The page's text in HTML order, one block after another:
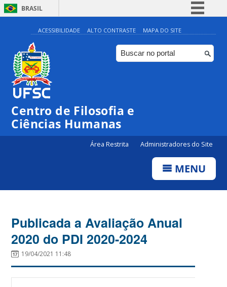
BRASIL
Simplifique!
Comunica BR
Participe
ACESSIBILIDADE ALTO CONTRASTE MAPA DO SITE
Centro de Filosofia e
Ciências Humanas
Área Restrita Administradores do Site
MENU
Publicada a Avaliação Anual
2020 do PDI 2020-2024
19/04/2021 11:48